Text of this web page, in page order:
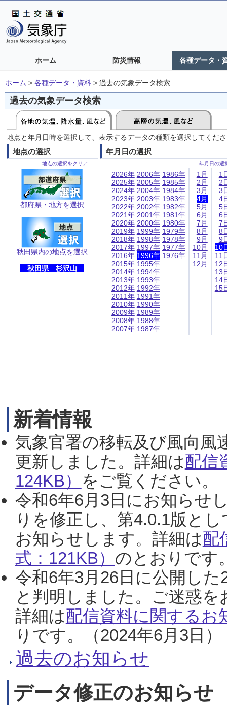
ホーム 防災情報 各種データ・
ホーム > 各種データ・資料 > 過去の気象データ検索
過去の気象データ検索
地点と年月日時を選択して、表示するデータの種類を選択してくだ
地点の選択
地点の選択をクリア
都府県・地方を選択
秋田県内の地点を選択
秋田県 杉沢山
年月日の選択
年月日の選
2026年
2025年
2024年
2023年
2022年
2021年
2020年
2019年
2018年
2017年
2016年
2015年
2014年
2013年
2012年
2011年
2010年
2009年
2008年
2007年
2006年
2005年
2004年
2003年
2002年
2001年
2000年
1999年
1998年
1997年
1996年
1995年
1994年
1993年
1992年
1991年
1990年
1989年
1988年
1987年
1986年
1985年
1984年
1983年
1982年
1981年
1980年
1979年
1978年
1977年
1976年
1月
2月
3月
4月
5月
6月
7月
8月
9月
10月
11月
12月
1
2
3
4
5
6
7
8
9
10
11
12
13
14
15
新着情報
気象官署の移転及び風向風
更新しました。詳細は配信
124KB） をご覧ください。
令和6年6月3日にお知らせ
りを修正し、第4.0.1版と
お知らせします。詳細は配
式：121KB） のとおりです
令和6年3月26日に公開し
と判明しました。ご迷惑
詳細は配信資料に関するお
りです。（2024年6月3日）
過去のお知らせ
データ修正のお知らせ